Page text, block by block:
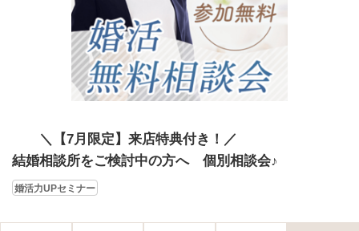
＼【7月限定】来店特典付き！／
結婚相談所をご検討中の方へ 個別相談会♪
婚活力UPセミナー